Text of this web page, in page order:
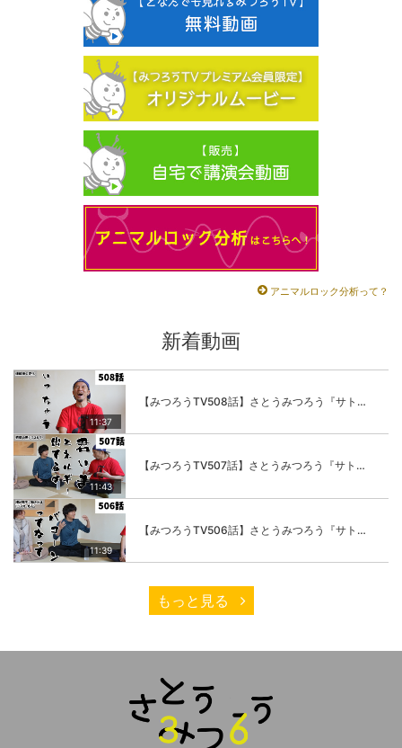
アニマルロック分析って？
新着動画
11:37
【みつろうTV508話】さとうみつろう『サトレル男塾』編④「“毎日”が変わります。楽しく」
11:43
【みつろうTV507話】さとうみつろう『サトレル男塾』編③「快楽は“自分のカラダの内側”にしかない」
11:39
【みつろうTV506話】さとうみつろう『サトレル男塾』編②「不思議な棒をお尻に…」
もっと見る